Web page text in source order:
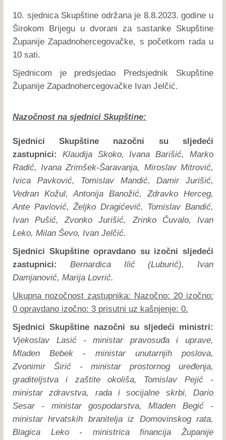
10. sjednica Skupštine održana je 8.8.2023. godine u
Širokom Brijegu u dvorani za sastanke Skupštine
Županije Zapadnohercegovačke, s početkom rada u
10 sati.
Sjednicom je predsjedao Predsjednik Skupštine
Županije Zapadnohercegovačke Ivan Jelčić.
Nazočnost na sjednici Skupštine:
Sjednici Skupštine nazočni su sljedeći
zastupnici:
Klaudija Skoko, Ivana Barišić, Marko
Radić, Ivana Zrimšek-Šaravanja, Miroslav Mitrović,
Ivica Pavković, Tomislav Mandić, Damir Jurišić,
Vedran Kožul, Antonija Banožić, Zdravko Herceg,
Ante Pavlović, Željko Dragićević, Tomislav Bandić,
Ivan Pušić, Zvonko Jurišić, Zrinko Čuvalo, Ivan
Leko, Milan Ševo, Ivan Jelčić.
Sjednici Skupštine opravdano su izočni sljedeći
zastupnici:
Bernardica Ilić (Luburić), Ivan
Damjanović, Marija Lovrić.
Ukupna nozočnost zastupnika: Nazočno: 20 izočno:
0 opravdano izočno: 3 prisutni uz kašnjenje: 0.
Sjednici Skupštine nazočni su sljedeći ministri:
Vjekoslav Lasić - ministar pravosuđa i uprave,
Mladen Bebek - ministar unutarnjih poslova,
Zvonimir Širić - ministar prostornog uređenja,
graditeljstva i zaštite okoliša, Tomislav Pejić -
ministar zdravstva, rada i socijalne skrbi, Dario
Sesar - ministar gospodarstva, Mladen Begić -
ministar hrvatskih branitelja iz Domovinskog rata,
Blagica Leko - ministrica financija Županije